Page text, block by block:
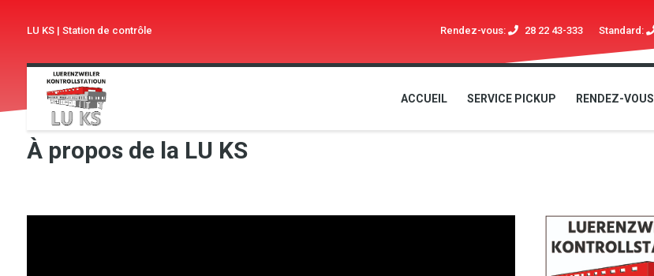
LU KS | Station de contrôle Rendez-vous: 28 22 43-333 Standard:
ACCUEIL SERVICE PICKUP RENDEZ-VOUS
À propos de la LU KS